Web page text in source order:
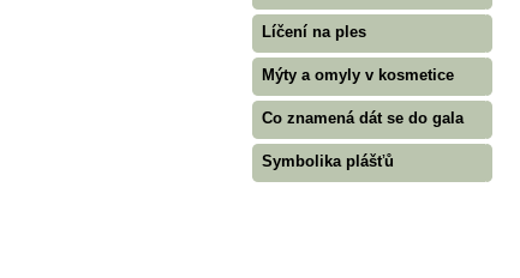
Líčení na ples
Mýty a omyly v kosmetice
Co znamená dát se do gala
Symbolika plášťů